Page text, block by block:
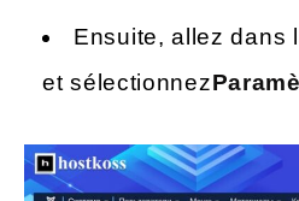
Ensuite, allez dans
et sélectionnez